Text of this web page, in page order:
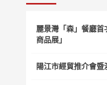
麗景灣「森」餐廳首
商品展」
陽江市經貿推介會